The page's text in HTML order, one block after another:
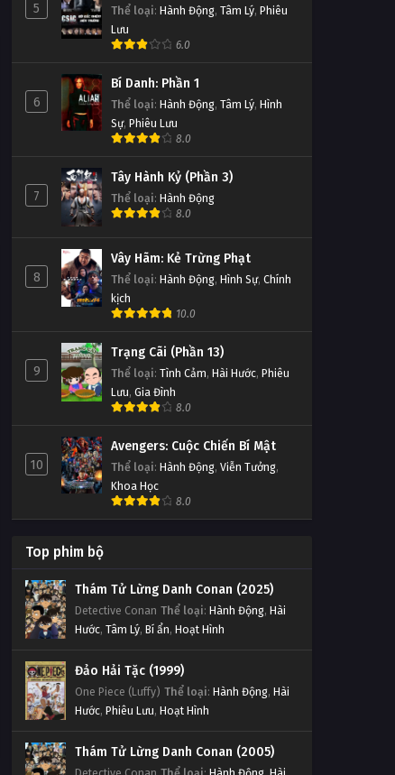
5 Thể loại: Hành Động, Tâm Lý, Phiêu
Lưu
6.0
6
Bí Danh: Phần 1
Thể loại: Hành Động, Tâm Lý, Hình
Sự, Phiêu Lưu
8.0
7
Tây Hành Kỷ (Phần 3)
Thể loại: Hành Động
8.0
8
Vây Hãm: Kẻ Trừng Phạt
Thể loại: Hành Động, Hình Sự, Chính
kịch
10.0
9
Trạng Cãi (Phần 13)
Thể loại: Tình Cảm, Hài Hước, Phiêu
Lưu, Gia Đình
8.0
10
Avengers: Cuộc Chiến Bí Mật
Thể loại: Hành Động, Viễn Tưởng,
Khoa Học
8.0
Top phim bộ
Thám Tử Lừng Danh Conan (2025)
Detective Conan Thể loại: Hành Động, Hài
Hước, Tâm Lý, Bí ẩn, Hoạt Hình
Đảo Hải Tặc (1999)
One Piece (Luffy) Thể loại: Hành Động, Hài
Hước, Phiêu Lưu, Hoạt Hình
Thám Tử Lừng Danh Conan (2005)